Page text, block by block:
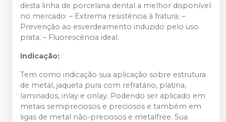
desta linha de porcelana dental a melhor disponível
no mercado: – Extrema resistência à fratura; –
Prevenção ao esverdeamento induzido pelo uso
prata; – Fluorescência ideal.
Indicação:
Tem como indicação sua aplicação sobre estrutura
de metal, jaqueta pura com refratário, platina,
laminados, inlay e onlay. Podendo ser aplicado em
metais semipreciosos e preciosos e também em
ligas de metal não-preciosos e metalfree. Sua